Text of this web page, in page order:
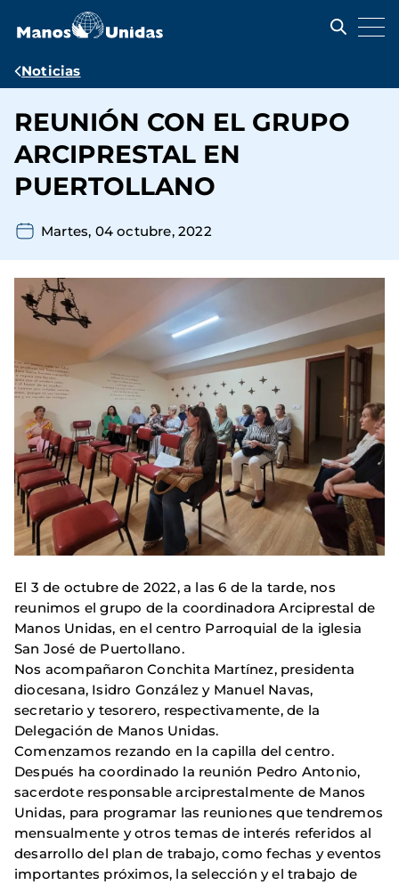
contenido
Ruta
navegación
Noticias
REUNIÓN CON EL GRUPO
ARCIPRESTAL EN
PUERTOLLANO
Martes, 04 octubre, 2022
El 3 de octubre de 2022, a las 6 de la tarde, nos
reunimos el grupo de la coordinadora Arciprestal de
Manos Unidas, en el centro Parroquial de la iglesia
San José de Puertollano.
Nos acompañaron Conchita Martínez, presidenta
diocesana, Isidro González y Manuel Navas,
secretario y tesorero, respectivamente, de la
Delegación de Manos Unidas.
Comenzamos rezando en la capilla del centro.
Después ha coordinado la reunión Pedro Antonio,
sacerdote responsable arciprestalmente de Manos
Unidas, para programar las reuniones que tendremos
mensualmente y otros temas de interés referidos al
desarrollo del plan de trabajo, como fechas y eventos
importantes próximos, la selección y el trabajo de